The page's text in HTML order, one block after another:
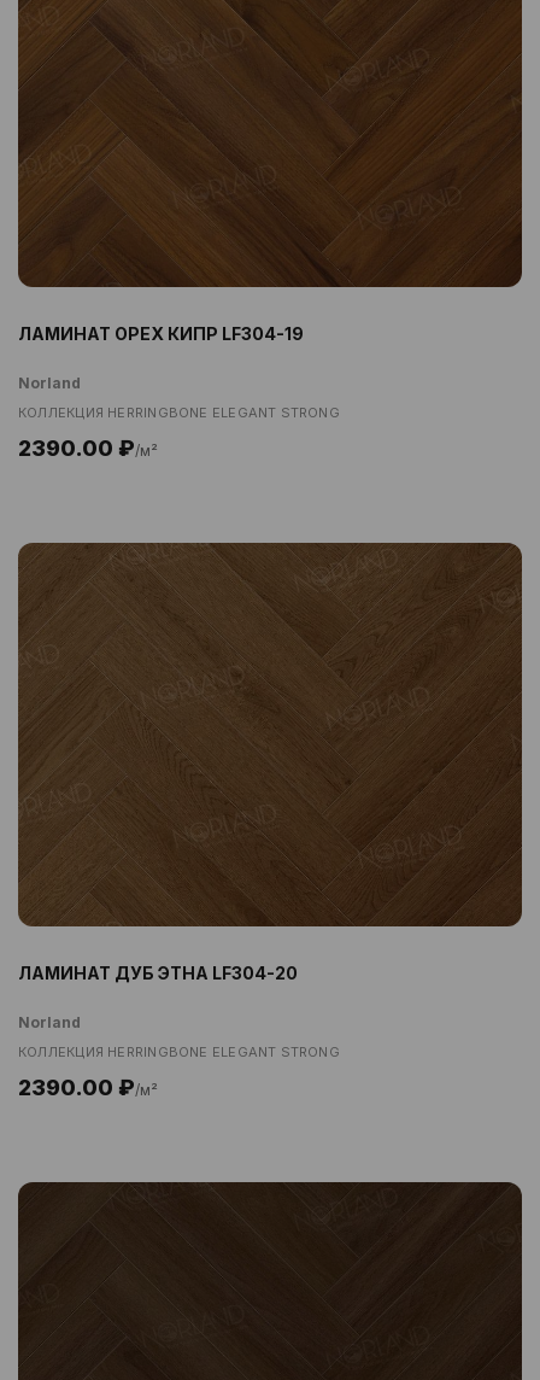
ЛАМИНАТ ОРЕХ КИПР LF304-19
Norland
КОЛЛЕКЦИЯ HERRINGBONE ELEGANT STRONG
2390.00 ₽/м²
ЛАМИНАТ ДУБ ЭТНА LF304-20
Norland
КОЛЛЕКЦИЯ HERRINGBONE ELEGANT STRONG
2390.00 ₽/м²